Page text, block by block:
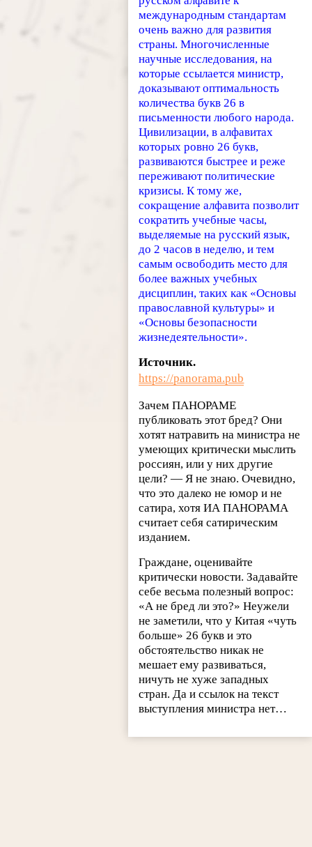
международным стандартам
очень важно для развития
страны. Многочисленные
научные исследования, на
которые ссылается министр,
доказывают оптимальность
количества букв 26 в
письменности любого народа.
Цивилизации, в алфавитах
которых ровно 26 букв,
развиваются быстрее и реже
переживают политические
кризисы. К тому же,
сокращение алфавита позволит
сократить учебные часы,
выделяемые на русский язык,
до 2 часов в неделю, и тем
самым освободить место для
более важных учебных
дисциплин, таких как «Основы
православной культуры» и
«Основы безопасности
жизнедеятельности».
Источник.
https://panorama.pub
Зачем ПАНОРАМЕ
публиковать этот бред? Они
хотят натравить на министра не
умеющих критически мыслить
россиян, или у них другие
цели? — Я не знаю. Очевидно,
что это далеко не юмор и не
сатира, хотя ИА ПАНОРАМА
считает себя сатирическим
изданием.
Граждане, оценивайте
критически новости. Задавайте
себе весьма полезный вопрос:
«А не бред ли это?» Неужели
не заметили, что у Китая «чуть
больше» 26 букв и это
обстоятельство никак не
мешает ему развиваться,
ничуть не хуже западных
стран. Да и ссылок на текст
выступления министра нет…